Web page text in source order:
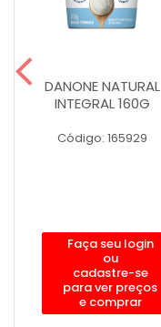
DANONE NATURAL
INTEGRAL 160G
Código: 165929
Faça seu login
ou
cadastre-se
para ver preços
e comprar